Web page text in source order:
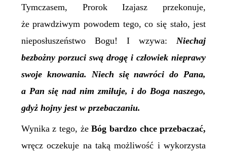
Tymczasem, Prorok Izajasz przekonuje,
że prawdziwym powodem tego, co się stało, jest
nieposłuszeństwo Bogu! I wzywa:Niechaj
bezbożny porzuci swą drogę i człowiek nieprawy
swoje knowania. Niech się nawróci do Pana,
a Pan się nad nim zmiłuje, i do Boga naszego,
gdyż hojny jest w przebaczaniu.
Wynika z tego, żeBóg bardzo chce przebaczać,
wręcz oczekuje na taką możliwość i wykorzysta